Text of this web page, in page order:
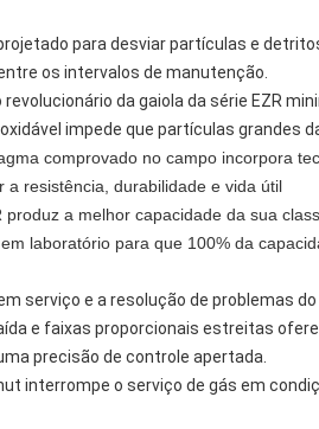
para desviar partículas e
os intervalos de manutenção.
da gaiola da série EZR
impede que partículas grandes
comprovado no campo incorpora
resistência, durabilidade e vida útil
a melhor capacidade da sua
laboratório para que 100% da
serviço e a resolução de problemas
e faixas proporcionais estreitas
precisão de controle apertada.
interrompe o serviço de gás em